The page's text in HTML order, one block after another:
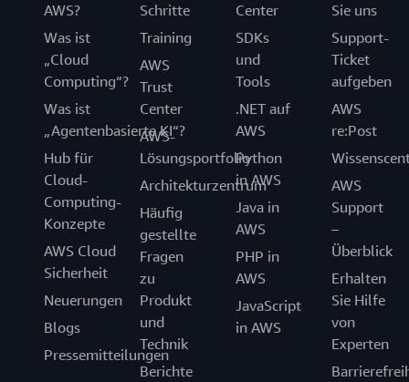
AWS?
Was ist
„Cloud
Computing“?
Was ist
„Agentenbasierte KI“?
Hub für
Cloud-
Computing-
Konzepte
AWS Cloud
Sicherheit
Neuerungen
Blogs
Pressemitteilungen
Schritte
Training
AWS
Trust
Center
AWS-
Lösungsportfolio
Architekturzentrum
Häufig
gestellte
Fragen
zu
Produkt
und
Technik
Berichte
Center
SDKs
und
Tools
.NET auf
AWS
Python
in AWS
Java in
AWS
PHP in
AWS
JavaScript
in AWS
Sie uns
Support-
Ticket
aufgeben
AWS
re:Post
AWS
Support
–
Überblick
Erhalten
Sie Hilfe
von
Experten